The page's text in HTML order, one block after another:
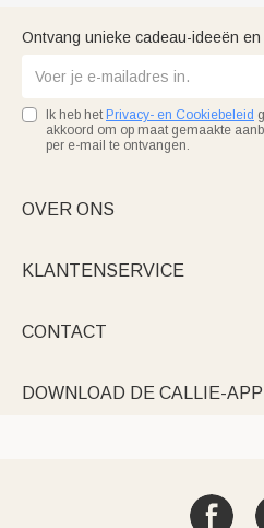
Ontvang unieke cadeau-ideeën
Ik heb het Privacy- en Cookiebeleid
akkoord om op maat gemaakte
per e-mail te ontvangen.
OVER ONS
KLANTENSERVICE
CONTACT
DOWNLOAD DE CALLIE-APP